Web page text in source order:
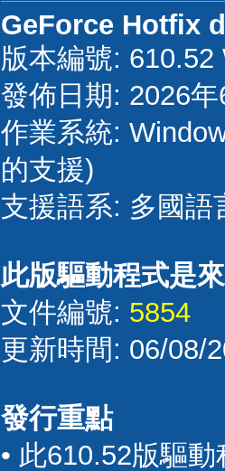
GeForce Hotfix
版本編號: 610.52
發佈日期: 2026
作業系統:
的支援)
支援語系: 多國語
此版驅動程式是
文件編號: 5854
更新時間: 06/08/
發行重點
• 此610.52版驅